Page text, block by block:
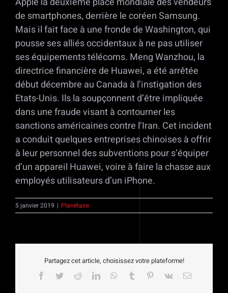
de smartphones, derrière le coréen Samsung.
Mais il fait face à une fronde de Washington, qui
pousse ses alliés occidentaux à ne pas utiliser
ses équipements télécoms. Meng Wanzhou, la
directrice financière de Huawei, a été arrêtée
début décembre au Canada à l’instigation des
Etats-Unis. Ils la soupçonnent d’être impliquée
dans une fraude visant à contourner les
sanctions américaines contre l’Iran. Cet incident
a conduit quelques entreprises chinoises à offrir
à leur personnel des subventions pour s’équiper
d’un appareil Huawei, voire à faire la chasse aux
employés utilisateurs d’un iPhone.
5 janvier 2019 | Planétaire
Partagez cet article, choisissez votre plateforme!
Facebook
TwitterRedditLinkedInWhatsApp
Tumblr Pinterest
Vk Email